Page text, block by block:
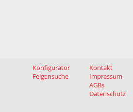
Konfigurator
Felgensuche
Kontakt
Impressum
AGBs
Datenschutz